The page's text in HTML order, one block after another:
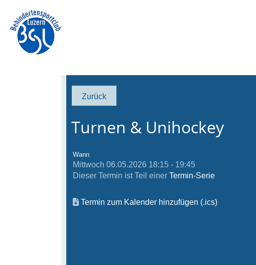
Zurück
Turnen & Unihockey
Wann
Mittwoch 06.05.2026 18:15 - 19:45
Dieser Termin ist Teil einer Termin-Serie
Termin zum Kalender hinzufügen (.ics)